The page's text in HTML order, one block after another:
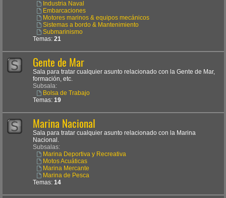
Industria Naval
Embarcaciones
Motores marinos & equipos mecánicos
Sistemas a bordo & Mantenimiento
Submarinismo
Temas: 21
Gente de Mar
Sala para tratar cualquier asunto relacionado con la Gente de Mar,
formación, etc.
Subsala:
Bolsa de Trabajo
Temas: 19
Marina Nacional
Sala para tratar cualquier asunto relacionado con la Marina
Nacional.
Subsalas:
Marina Deportiva y Recreativa
Motos Acuáticas
Marina Mercante
Marina de Pesca
Temas: 14